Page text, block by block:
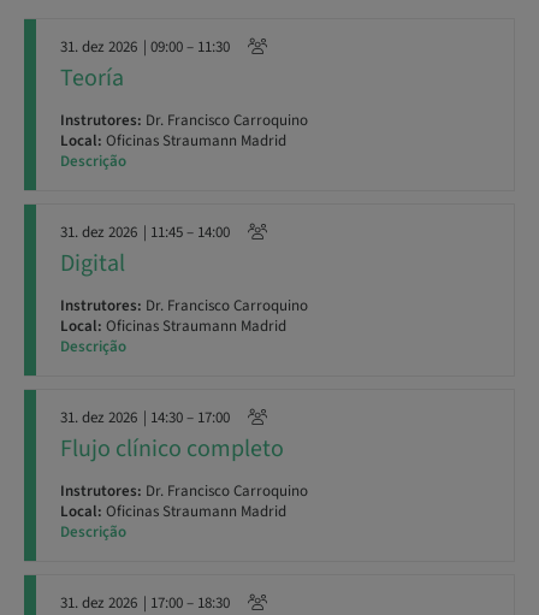
31. dez 2026 | 09:00 – 11:30
Teoría
Instrutores: Dr. Francisco Carroquino
Local: Oficinas Straumann Madrid
Descrição
31. dez 2026 | 11:45 – 14:00
Digital
Instrutores: Dr. Francisco Carroquino
Local: Oficinas Straumann Madrid
Descrição
31. dez 2026 | 14:30 – 17:00
Flujo clínico completo
Instrutores: Dr. Francisco Carroquino
Local: Oficinas Straumann Madrid
Descrição
31. dez 2026 | 17:00 – 18:30